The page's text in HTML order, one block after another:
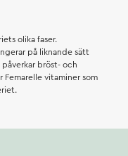
olika faser.
på liknande sätt
bröst- och
Femarelle vitaminer som